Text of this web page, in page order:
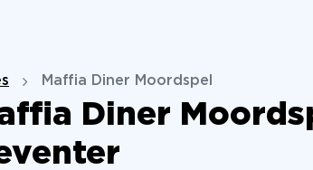
Maffia Diner Moordspel
Diner